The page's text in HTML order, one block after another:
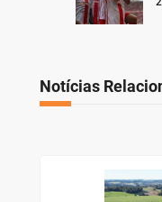
Notícias